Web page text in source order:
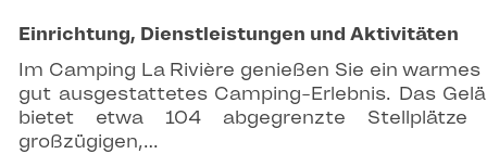
Einrichtung, Dienstleistungen und Aktivitäten
Im Camping La Rivière genießen Sie ein warmes
gut ausgestattetes Camping-Erlebnis. Das
bietet etwa 104 abgegrenzte Stellplätze
großzügigen,…